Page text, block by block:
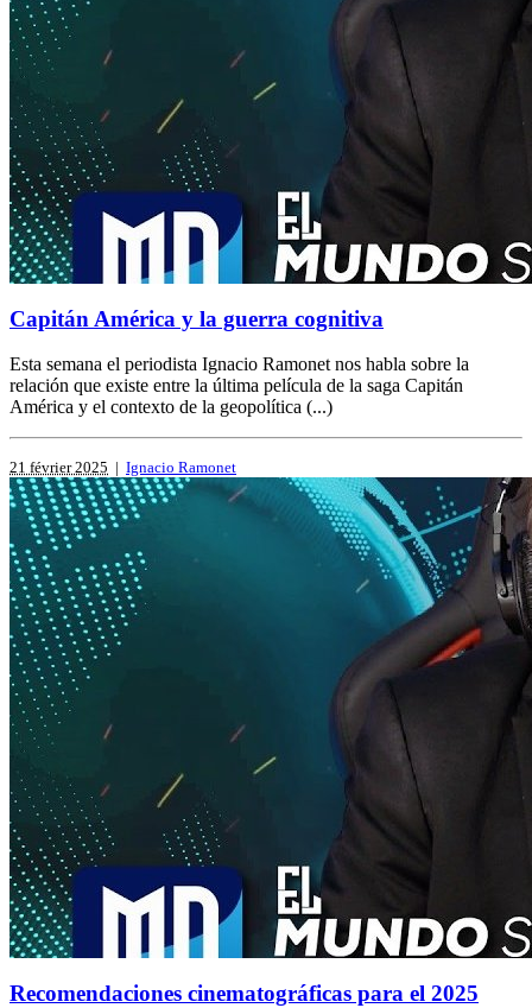
Capitán América y la guerra cognitiva
Esta semana el periodista Ignacio Ramonet nos habla sobre la
relación que existe entre la última película de la saga Capitán
América y el contexto de la geopolítica (...)
21 février 2025 | Ignacio Ramonet
Recomendaciones cinematográficas para el 2025